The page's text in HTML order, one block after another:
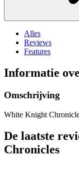
Alles
Reviews
Features
Informatie
Omschrijving
White Knight
De laatste
Chronicles